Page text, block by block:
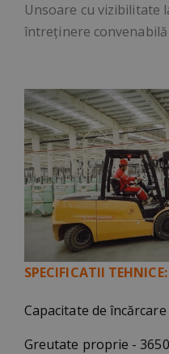
Unsoare cu vizibilitate
întreținere
SPECIFICATII TEHNICE:
Capacitate de
Greutate proprie -